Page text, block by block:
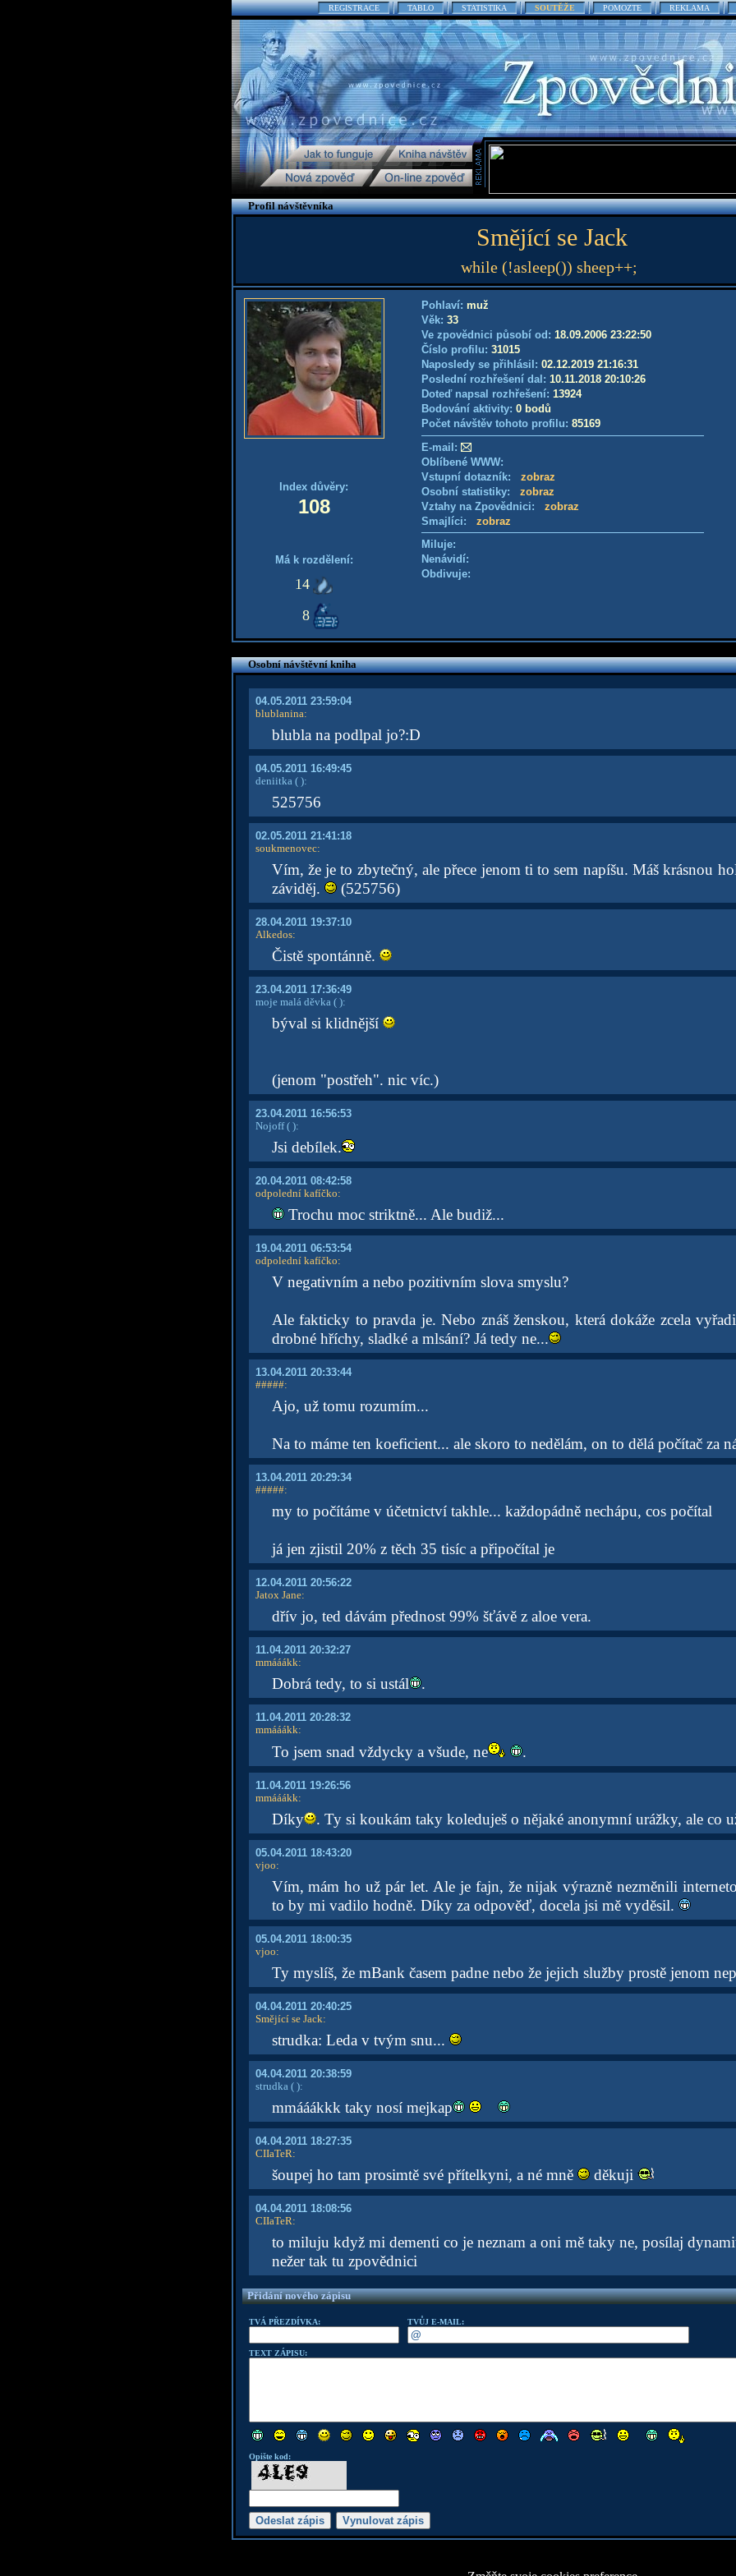
REGISTRACE TABLO STATISTIKA SOUTĚŽE POMOZTE REKLAMA
Profil návštěvníka
Smějící se Jack
while (!asleep()) sheep++;
Index důvěry:
108
Má k rozdělení:
14
8
Pohlaví: muž
Věk: 33
Ve zpovědnici působí od: 18.09.2006 23:22:50
Číslo profilu: 31015
Naposledy se přihlásil: 02.12.2019 21:16:31
Poslední rozhřešení dal: 10.11.2018 20:10:26
Doteď napsal rozhřešení: 13924
Bodování aktivity: 0 bodů
Počet návštěv tohoto profilu: 85169
E-mail:
Oblíbené WWW:
Vstupní dotazník: zobraz
Osobní statistiky: zobraz
Vztahy na Zpovědnici: zobraz
Smajlíci: zobraz
Miluje:
Nenávidí:
Obdivuje:
Osobní návštěvní kniha
04.05.2011 23:59:04
blublanina:
blubla na podlpal jo?:D
04.05.2011 16:49:45
deniitka( ):
525756
02.05.2011 21:41:18
soukmenovec:
Vím, že je to zbytečný, ale přece jenom ti to sem napíšu. Máš krásnou
záviděj.
(525756)
28.04.2011 19:37:10
Alkedos:
Čistě spontánně.
23.04.2011 17:36:49
moje malá děvka( ):
býval si klidnější
(jenom "postřeh". nic víc.)
23.04.2011 16:56:53
Nojoff( ):
Jsi debílek.
20.04.2011 08:42:58
odpolední kafíčko:
Trochu moc striktně... Ale budiž...
19.04.2011 06:53:54
odpolední kafíčko:
V negativním a nebo pozitivním slova smyslu?
Ale fakticky to pravda je. Nebo znáš ženskou, která dokáže zcela
drobné hříchy, sladké a mlsání? Já tedy ne...
13.04.2011 20:33:44
#####:
Ajo, už tomu rozumím...
Na to máme ten koeficient... ale skoro to nedělám, on to dělá počítač za
13.04.2011 20:29:34
#####:
my to počítáme v účetnictví takhle... každopádně nechápu, cos počítal
já jen zjistil 20% z těch 35 tisíc a připočítal je
12.04.2011 20:56:22
Jatox Jane:
dřív jo, ted dávám přednost 99% šťávě z aloe vera.
11.04.2011 20:32:27
mmááákk:
Dobrá tedy, to si ustál .
11.04.2011 20:28:32
mmááákk:
To jsem snad vždycky a všude, ne .
11.04.2011 19:26:56
mmááákk:
Díky . Ty si koukám taky koleduješ o nějaké anonymní urážky, ale co
05.04.2011 18:43:20
vjoo:
Vím, mám ho už pár let. Ale je fajn, že nijak výrazně nezměnili
to by mi vadilo hodně. Díky za odpověď, docela jsi mě vyděsil.
05.04.2011 18:00:35
vjoo:
Ty myslíš, že mBank časem padne nebo že jejich služby prostě jenom
04.04.2011 20:40:25
Smějící se Jack:
strudka: Leda v tvým snu...
04.04.2011 20:38:59
strudka( ):
mmááákkk taky nosí mejkap
04.04.2011 18:27:35
CIIaTeR:
šoupej ho tam prosimtě své přítelkyni, a né mně děkuji
04.04.2011 18:08:56
CIIaTeR:
to miluju když mi dementi co je neznam a oni mě taky ne, posílaj
nežer tak tu zpovědnici
Přidání nového zápisu
TVÁ PŘEZDÍVKA: TVŮJ E-MAIL:
TEXT ZÁPISU:
Opište kod: